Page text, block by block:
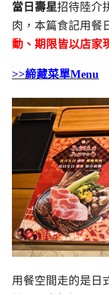
當日壽星招待陸介
肉，本篇食記用餐
動、期限皆以店家
>>締藏菜單Menu
用餐空間走的是日